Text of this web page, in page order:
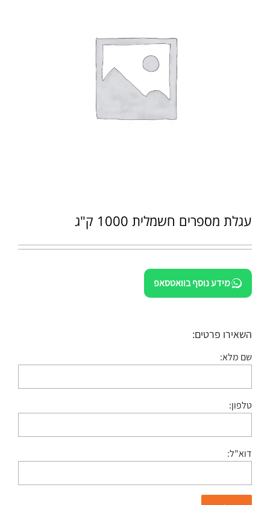
עגלת מספרים חשמלית 1000 ק"ג
מידע נוסף בוואטסאפ
השאירו פרטים:
שם מלא:
טלפון:
דוא"ל: